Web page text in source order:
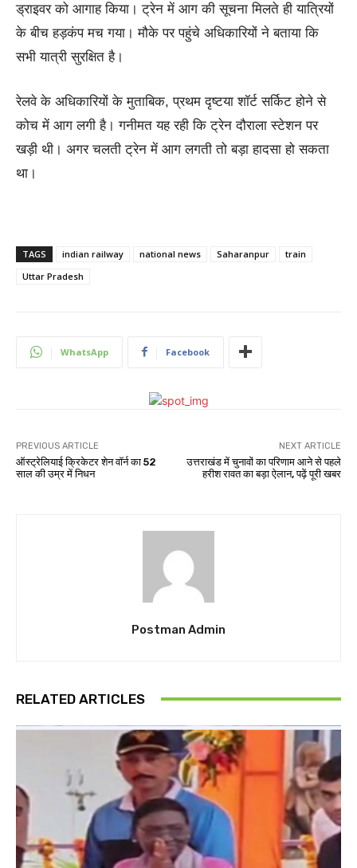
ड्राइवर को आगाह किया। ट्रेन में आग की सूचना मिलते ही यात्रियों
के बीच हड़कंप मच गया। मौके पर पहुंचे अधिकारियों ने बताया कि
सभी यात्री सुरक्षित है।
रेलवे के अधिकारियों के मुताबिक, प्रथम दृष्टया शॉर्ट सर्किट होने से
कोच में आग लगी है। गनीमत यह रही कि ट्रेन दौराला स्टेशन पर
खड़ी थी। अगर चलती ट्रेन में आग लगती तो बड़ा हादसा हो सकता
था।
TAGS indian railway national news Saharanpur
train
Uttar Pradesh
WhatsApp Facebook
PREVIOUS ARTICLE
ऑस्ट्रेलियाई क्रिकेटर शेन वॉर्न का 52
साल की उम्र में निधन
NEXT ARTICLE
उत्तराखंड में चुनावों का परिणाम आने से पहले
हरीश रावत का बड़ा ऐलान, पढ़ें पूरी खबर
Postman Admin
RELATED ARTICLES